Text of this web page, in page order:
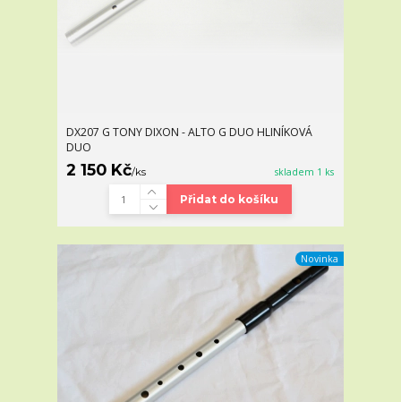
DX207 G TONY DIXON - ALTO G DUO HLINÍKOVÁ
DUO
2 150 Kč/ks skladem 1 ks
Přidat do košíku
Novinka